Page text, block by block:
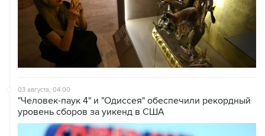
03 августа, 04:00
"Человек-паук 4" и "Одиссея" обеспечили рекордный
уровень сборов за уикенд в США